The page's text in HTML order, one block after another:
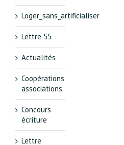
Loger_sans_artificialiser
Lettre 55
Actualités
Coopérations
associations
Concours
écriture
Lettre